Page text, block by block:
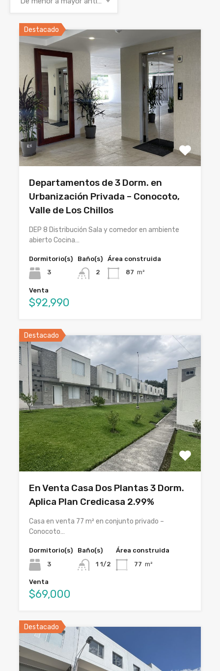
Destacado
Departamentos de 3 Dorm. en
Urbanización Privada – Conocoto,
Valle de Los Chillos
DEP 8 Distribución Sala y comedor en ambiente
abierto Cocina…
Dormitorio(s)
3
Baño(s)
2
Área construida
87 m²
Venta
$92,990
Destacado
En Venta Casa Dos Plantas 3 Dorm.
Aplica Plan Credicasa 2.99%
Casa en venta 77 m² en conjunto privado –
Conocoto…
Dormitorio(s)
3
Baño(s)
1 1/2
Área construida
77 m²
Venta
$69,000
Destacado